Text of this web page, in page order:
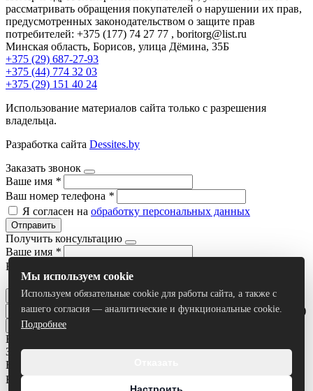
рассматривать обращения покупателей о нарушении их прав,
предусмотренных законодательством о защите прав
потребителей: +375 (177) 74 27 77 , boritorg@list.ru
Минская область, Борисов, улица Дёмина, 35Б
+375 (29) 687-27-93
+375 (44) 774 32 03
+375 (29) 151 40 24
Использование материалов сайта только с разрешения
владельца.
Разработка сайта Dessites.by
Заказать звонок
Ваше имя *
Ваш номер телефона *
Я согласен на обработку персональных данных
Отправить
Получить консультацию
Ваше имя *
Ваш номер телефона
Я согласен наобработку персональных данных
Отправить
Умный поиск(тестовый режим)
Все результаты
Задать вопрос
Ваше имя
Ваш номер телефона
Мы используем cookie
Используем обязательные cookie для работы сайта, а также с
вашего согласия — аналитические и функциональные cookie.
Подробнее